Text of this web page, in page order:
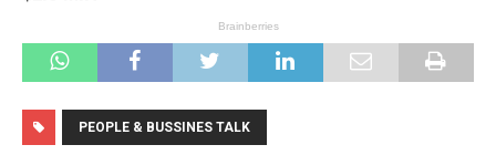
PEOPLE & BUSSINES TALK